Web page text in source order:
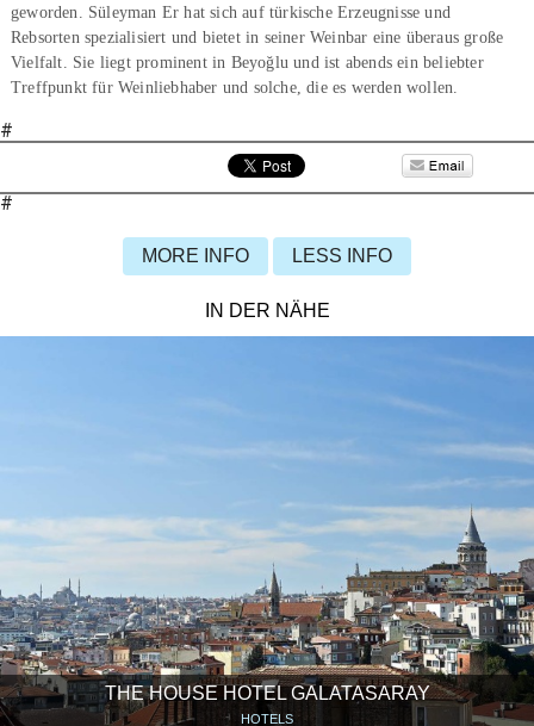
geworden. Süleyman Er hat sich auf türkische Erzeugnisse und
Rebsorten spezialisiert und bietet in seiner Weinbar eine überaus große
Vielfalt. Sie liegt prominent in Beyoğlu und ist abends ein beliebter
Treffpunkt für Weinliebhaber und solche, die es werden wollen.
#
#
MORE INFO LESS INFO
IN DER NÄHE
THE HOUSE HOTEL GALATASARAY
HOTELS